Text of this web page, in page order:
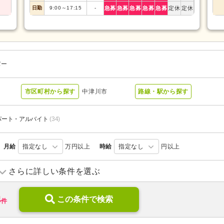
日勤 9:00 ～ 17:15 - 急募 急募 急募 急募 急募 定休 定休
市区町村から探す 中津川市 路線・駅から探す
ート・アルバイト (34)
月給 指定なし 万円以上 時給 指定なし 円以上
訪問入浴 (2)
デイケア(3) ショートステイ(1)
介護付き有料老人ホーム(1)
グループホーム(12)
さらに詳しい条件を選ぶ
件 この条件で検索